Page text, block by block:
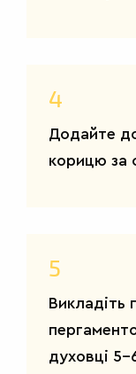
САЛАТИ
4
Додайте
корицю за
5
Викладіть
духовці 5-